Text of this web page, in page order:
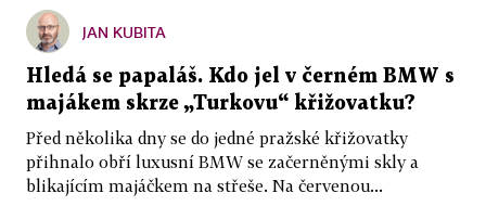
JAN KUBITA
Hledá se papaláš. Kdo jel v černém BMW s
majákem skrze „Turkovu“ křižovatku?
Před několika dny se do jedné pražské křižovatky
přihnalo obří luxusní BMW se začerněnými skly a
blikajícím majáčkem na střeše. Na červenou...